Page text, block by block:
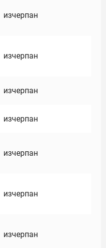
изчерпан
изчерпан
изчерпан
изчерпан
изчерпан
изчерпан
изчерпан